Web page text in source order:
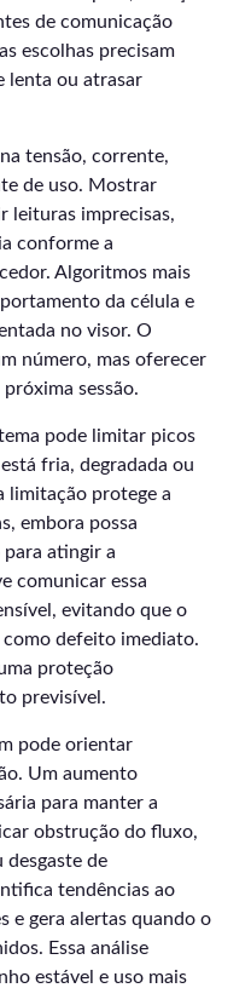
de comunicação
escolhas precisam
lenta ou atrasar
tensão, corrente,
de uso. Mostrar
leituras imprecisas,
conforme a
Algoritmos mais
da célula e
no visor. O
número, mas oferecer
sessão.
pode limitar picos
fria, degradada ou
limitação protege a
embora possa
atingir a
comunicar essa
evitando que o
defeito imediato.
proteção
previsível.
pode orientar
Um aumento
para manter a
obstrução do fluxo,
desgaste de
tendências ao
e gera alertas quando o
Essa análise
estável e uso mais